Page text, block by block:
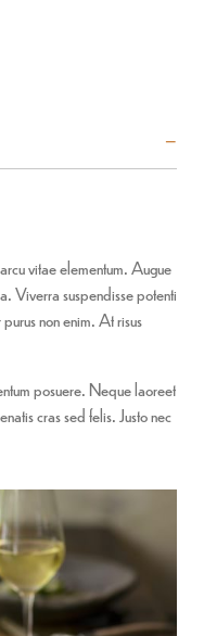
vitae elementum. Augue
Viverra suspendisse potenti
non enim. At risus
posuere. Neque laoreet
cras sed felis. Justo nec